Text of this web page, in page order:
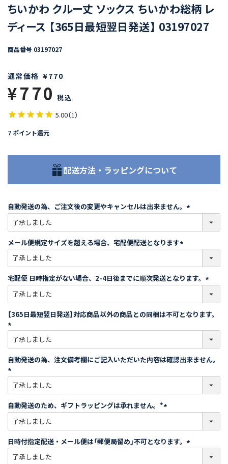
ちいかわ クルー丈 ソックス ちいかわ総柄 レ
ディース 【365日最短翌日発送】 03197027
商品番号 03197027
通常価格 ¥770
¥770 税込
5.00（1）
7 ポイント還元
配送方法・ラッピングについて
自動発送の為、ご注文後の変更やキャンセルは出来ません。
必
)
メール便規定サイズを超える場合、宅配便配送となります
必
須
)
宅配便 日時指定がない場合、2-4日後までに順次発送となります。
必
須
)
【365日最短翌日発送】対応商品以外の商品との同梱は不可となります。
必
須
)
自動発送の為、注文備考欄にご記入いただいた内容は確認出来ません。
必
須
)
自動発送のため、ギフトラッピングは承れません。*
必
須
)
日時付指定配送・メール便は「郵便局留め」不可となります。